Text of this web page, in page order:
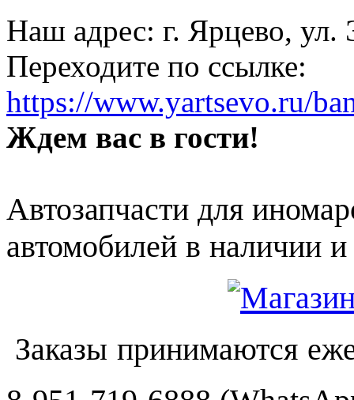
Наш адрес: г. Ярцево, ул.
Переходите по ссылке:
https://www.yartsevo.ru/
Ждем вас в гости!
Автозапчасти для
автомобилей в наличии и
Заказы принимаются